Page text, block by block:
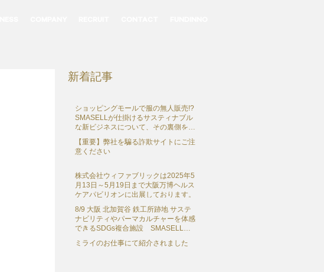
新着記事
ショッピングモールで服の無人販売!?
SMASELLが仕掛けるサスティナブル
な新ビジネスについて、その裏側を独
占インタビュー
【重要】弊社を騙る詐欺サイトにご注
意ください
株式会社ウィファブリックは2025年5
月13日～5月19日まで大阪万博ヘルス
ケアパビリオンに出展しております。
8/9 大阪 北加賀谷 鉄工所跡地 サステ
ナビリティやパーマカルチャーを体感
できるSDGs複合施設 SMASELL
SUSTAINABLE COMMUNE（スマセ
ル サステナブルコミューン） グラン
ミライのお仕事にて紹介されました